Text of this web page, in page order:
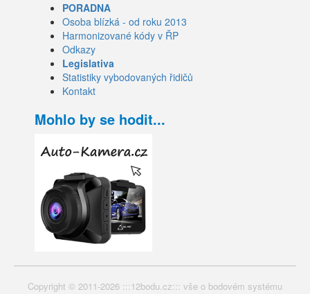
PORADNA
Osoba blízká - od roku 2013
Harmonizované kódy v ŘP
Odkazy
Legislativa
Statistiky vybodovaných řidičů
Kontakt
Mohlo by se hodit...
Copyright © 2011-2026 :::12bodu.cz::: vše o bodovém systému